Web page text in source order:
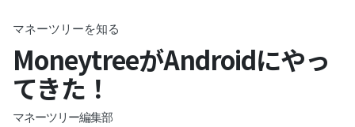
マネーツリーを知る
MoneytreeがAndroidにやっ
てきた！
マネーツリー編集部